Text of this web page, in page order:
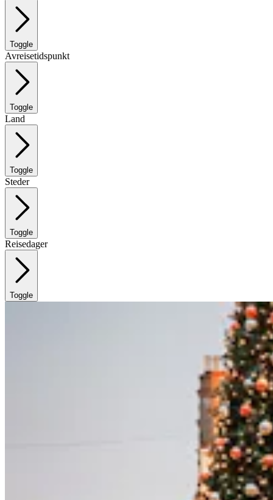
Toggle
Avreisetidspunkt
Toggle
Land
Toggle
Steder
Toggle
Reisedager
Toggle